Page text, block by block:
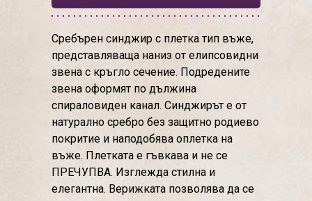
Сребърен синджир с плетка тип въже,
представляваща наниз от елипсовидни
звена с кръгло сечение. Подредените
звена оформят по дължина
спираловиден канал. Синджирът е от
натурално сребро без защитно родиево
покритие и наподобява оплетка на
въже. Плетката е гъвкава и не се
ПРЕЧУПВА. Изглежда стилна и
елегантна. Верижката позволява да се